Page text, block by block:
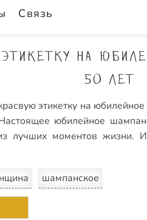
Связь
на
50 лет
этикетку на
юбилейное
лучших моментов жизни.
шампанское